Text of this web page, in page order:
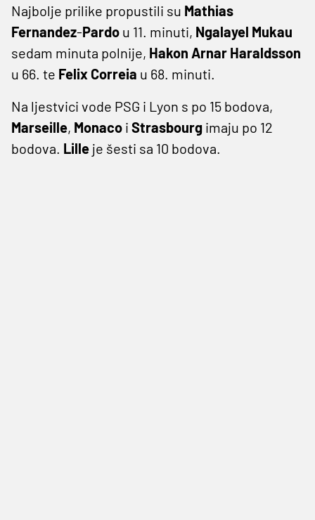
Najbolje prilike propustili su Mathias
Fernandez-Pardo u 11. minuti, Ngalayel Mukau
sedam minuta polnije, Hakon Arnar Haraldsson
u 66. te Felix Correia u 68. minuti.
Na ljestvici vode PSG i Lyon s po 15 bodova,
Marseille, Monaco i Strasbourg imaju po 12
bodova. Lille je šesti sa 10 bodova.